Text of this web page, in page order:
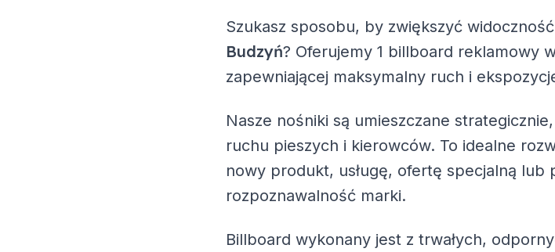
Szukasz sposobu, by zwiększyć
Budzyń? Oferujemy 1 billboard reklamowy
zapewniającej maksymalny ruch i
Nasze nośniki są umieszczane
ruchu pieszych i kierowców. To idealne
nowy produkt, usługę, ofertę specjalną lub
rozpoznawalność marki.
Billboard wykonany jest z trwałych,